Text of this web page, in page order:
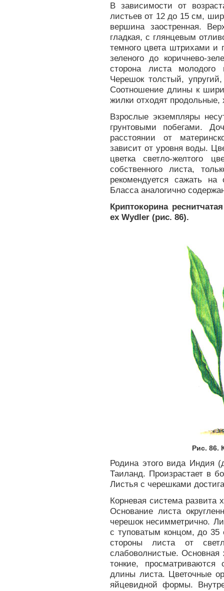
В зависимости от
листьев от 12 до 15 см,
вершина заостренная.
гладкая, с глянцевым
темного цвета штрихами и
зеленого до коричнево-
сторона листа молодого
Черешок толстый,
Соотношение длины к
жилки отходят
Взрослые экземпляры
грунтовыми побегами.
расстоянии от
зависит от уровня воды.
цветка светло-желтого
собственного листа,
рекомендуется сажать на
Бласса аналогично
Криптокорина
ex Wydler (рис. 86).
Рис. 86.
Родина этого вида Индия
Таиланд. Произрастает в
Листья с черешками
Корневая система развита
Основание листа
черешок несимметрично.
с туповатым концом, до
стороны листа от
слабоволнистые.
тонкие,
длины листа. Цветочные
яйцевидной формы.